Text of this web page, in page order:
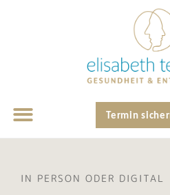
Termin
IN PERSON ODER DIGITAL